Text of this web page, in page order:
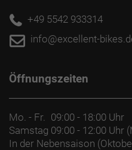
+49 5542 933314
info@excellent-
Öffnungszeiten
Mo. - Fr. 09:00 - 18:00 Uhr
Samstag 09:00 - 12:00 Uhr
In der Nebensaison